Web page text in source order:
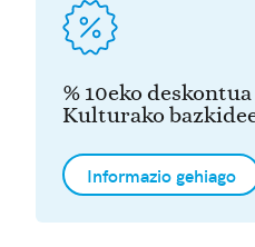
% 10eko
Kulturako
Informazio gehiago